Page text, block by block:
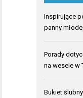
Inspirujące
panny młodej
Porady
na wesele w
Bukiet